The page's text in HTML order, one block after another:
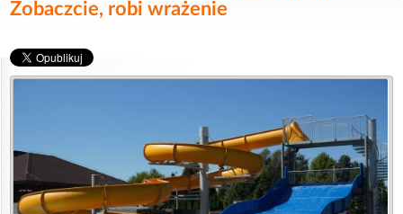
Zobaczcie, robi wrażenie